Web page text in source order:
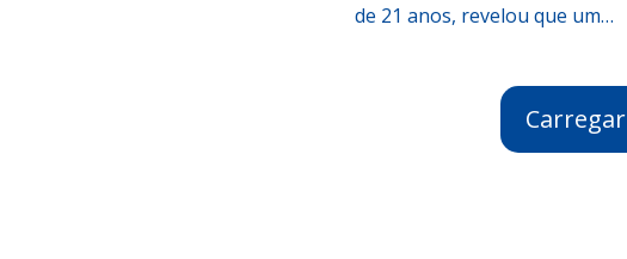
de 21 anos, revelou que um…
Carregar